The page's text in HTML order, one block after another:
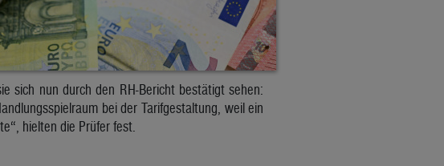
sich nun durch den RH-Bericht bestätigt sehen:
bei der Tarifgestaltung, weil ein
hielten die Prüfer fest.